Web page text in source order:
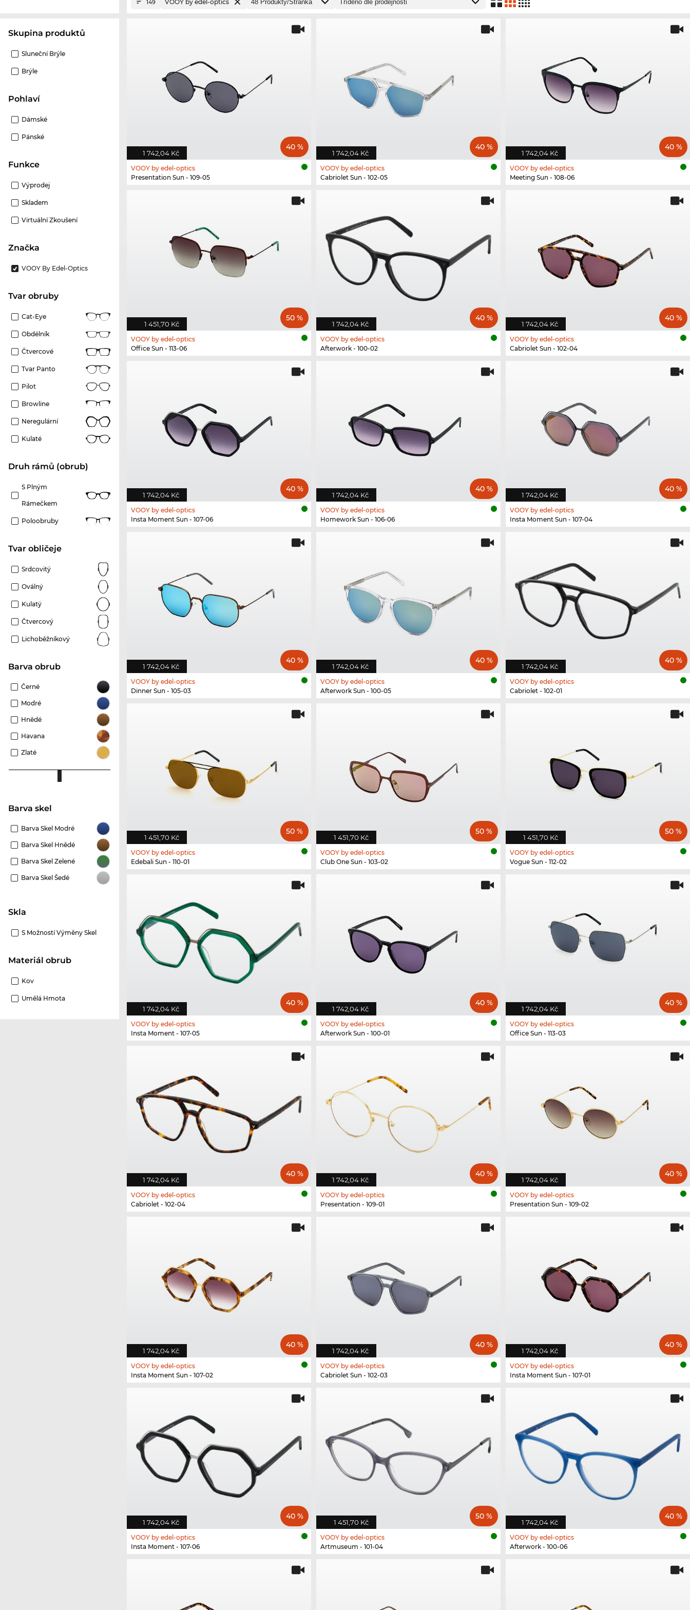
Skupina produktů
Sluneční Brýle
Brýle
Pohlaví
Dámské
Pánské
Funkce
Výprodej
Skladem
Virtuální Zkoušení
Značka
VOOY By Edel-Optics
Tvar obruby
Cat-Eye
Obdélník
Čtvercové
Tvar Panto
Pilot
Browline
Neregulární
Kulaté
Druh rámů (obrub)
S Plným
Rámečkem
Poloobruby
tvar obličeje
Srdcovitý
Oválný
Kulatý
Čtvercový
Lichoběžníkový
Barva obrub
Černé
Modré
Hnědé
Havana
Zlaté
Barva skel
Barva Skel Modré
Barva Skel Hnědé
Barva Skel Zelené
Barva Skel Šedé
Skla
S Možností Výměny Skel
Materiál obrub
Kov
Umělá Hmota
149 VOOY by edel-optics
1 742,04 Kč
40 %
VOOY by edel-optics
Presentation Sun - 109-05
1 742,04 Kč
40 %
VOOY by edel-optics
Cabriolet Sun - 102-05
1 742,04 Kč
40 %
VOOY by edel-optics
Meeting Sun - 108-06
1 451,70 Kč
50 %
VOOY by edel-optics
Office Sun - 113-06
1 742,04 Kč
40 %
VOOY by edel-optics
Afterwork - 100-02
1 742,04 Kč
40 %
VOOY by edel-optics
Cabriolet Sun - 102-04
1 742,04 Kč
40 %
VOOY by edel-optics
Insta Moment Sun - 107-06
1 742,04 Kč
40 %
VOOY by edel-optics
Homework Sun - 106-06
1 742,04 Kč
40 %
VOOY by edel-optics
Insta Moment Sun - 107-04
1 742,04 Kč
40 %
VOOY by edel-optics
Dinner Sun - 105-03
1 742,04 Kč
40 %
VOOY by edel-optics
Afterwork Sun - 100-05
1 742,04 Kč
40 %
VOOY by edel-optics
Cabriolet - 102-01
1 451,70 Kč
50 %
VOOY by edel-optics
Edebali Sun - 110-01
1 451,70 Kč
50 %
VOOY by edel-optics
Club One Sun - 103-02
1 451,70 Kč
50 %
VOOY by edel-optics
Vogue Sun - 112-02
1 742,04 Kč
40 %
VOOY by edel-optics
Insta Moment - 107-05
1 742,04 Kč
40 %
VOOY by edel-optics
Afterwork Sun - 100-01
1 742,04 Kč
40 %
VOOY by edel-optics
Office Sun - 113-03
1 742,04 Kč
40 %
VOOY by edel-optics
Cabriolet - 102-04
1 742,04 Kč
40 %
VOOY by edel-optics
Presentation - 109-01
1 742,04 Kč
40 %
VOOY by edel-optics
Presentation Sun - 109-02
1 742,04 Kč
40 %
VOOY by edel-optics
Insta Moment Sun - 107-02
1 742,04 Kč
40 %
VOOY by edel-optics
Cabriolet Sun - 102-03
1 742,04 Kč
40 %
VOOY by edel-optics
Insta Moment Sun - 107-01
1 742,04 Kč
40 %
VOOY by edel-optics
Insta Moment - 107-06
1 451,70 Kč
50 %
VOOY by edel-optics
Artmuseum - 101-04
1 742,04 Kč
40 %
VOOY by edel-optics
Afterwork - 100-06